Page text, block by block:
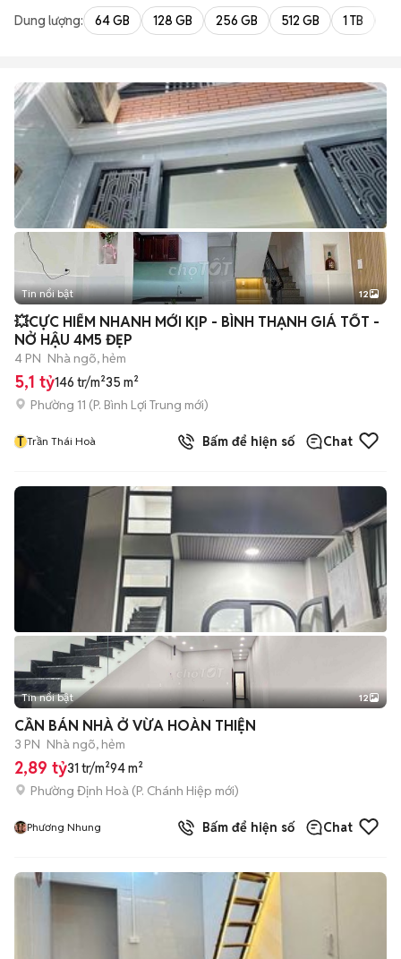
Dung lượng: 64 GB 128 GB 256 GB 512 GB 1 TB
+2
Tin nổi bật 12
💥CỰC HIẾM NHANH MỚI KỊP - BÌNH THẠNH GIÁ TỐT -
NỞ HẬU 4M5 ĐẸP
4 PN Nhà ngõ, hẻm
5,1 tỷ146 tr/m²35 m²
Phường 11 (P. Bình Lợi Trung mới)
T Trần Thái Hoà Bấm để hiện số Chat
+2
Tin nổi bật 12
CẦN BÁN NHÀ Ở VỪA HOÀN THIỆN
3 PN Nhà ngõ, hẻm
2,89 tỷ31 tr/m²94 m²
Phường Định Hoà (P. Chánh Hiệp mới)
Phương Nhung Bấm để hiện số Chat